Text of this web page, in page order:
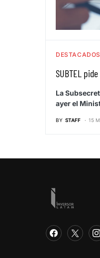
SUBTEL
La
ayer el
BY STAFF 15